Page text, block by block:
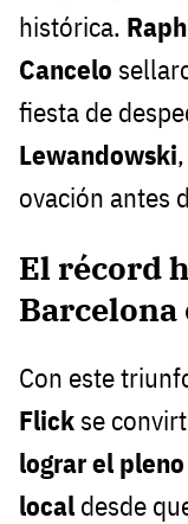
histórica.
Cancelo
fiesta de
Lewandowski
ovación antes
El récord
Barcelona
Con este
Flick se
lograr el
local desde